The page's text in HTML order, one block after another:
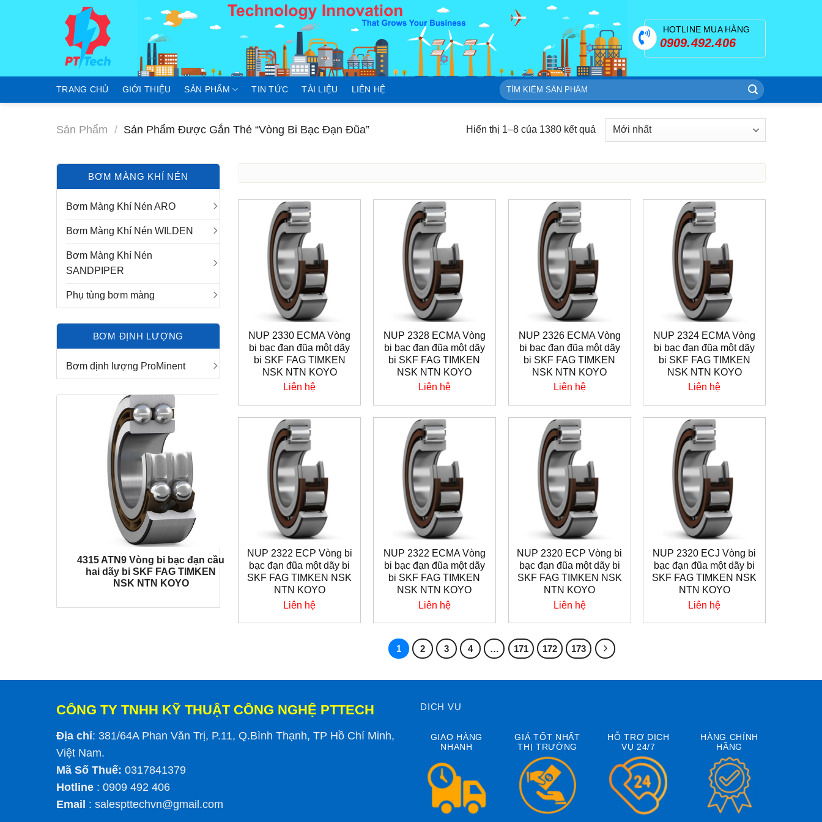
HOTLINE MUA HÀNG
0909.492.406
TRANG CHỦ GIỚI THIỆU SẢN PHẨM TIN TỨC TÀI LIỆU LIÊN HỆ
Tìm
kiếm:
Sản Phẩm / Sản Phẩm Được Gắn Thẻ “Vòng Bi Bạc Đạn Đũa” Hiển thị 1–8 của 1380 kết quả
BƠM MÀNG KHÍ NÉN
Bơm Màng Khí Nén ARO
Bơm Màng Khí Nén WILDEN
Bơm Màng Khí Nén
SANDPIPER
Phụ tùng bơm màng
BƠM ĐỊNH LƯỢNG
Bơm định lượng ProMinent
4315 ATN9 Vòng bi bạc đạn cầu
hai dãy bi SKF FAG TIMKEN
NSK NTN KOYO
NUP 2330 ECMA Vòng
bi bạc đạn đũa một dãy
bi SKF FAG TIMKEN
NSK NTN KOYO
Liên hệ
NUP 2328 ECMA Vòng
bi bạc đạn đũa một dãy
bi SKF FAG TIMKEN
NSK NTN KOYO
Liên hệ
NUP 2326 ECMA Vòng
bi bạc đạn đũa một dãy
bi SKF FAG TIMKEN
NSK NTN KOYO
Liên hệ
NUP 2324 ECMA Vòng
bi bạc đạn đũa một dãy
bi SKF FAG TIMKEN
NSK NTN KOYO
Liên hệ
NUP 2322 ECP Vòng bi
bạc đạn đũa một dãy bi
SKF FAG TIMKEN NSK
NTN KOYO
Liên hệ
NUP 2322 ECMA Vòng
bi bạc đạn đũa một dãy
bi SKF FAG TIMKEN
NSK NTN KOYO
Liên hệ
NUP 2320 ECP Vòng bi
bạc đạn đũa một dãy bi
SKF FAG TIMKEN NSK
NTN KOYO
Liên hệ
NUP 2320 ECJ Vòng bi
bạc đạn đũa một dãy bi
SKF FAG TIMKEN NSK
NTN KOYO
Liên hệ
1 2 3 4 … 171 172 173
CÔNG TY TNHH KỸ THUẬT CÔNG NGHỆ PTTECH
Địa chỉ: 381/64A Phan Văn Trị, P.11, Q.Bình Thạnh, TP Hồ Chí Minh,
Việt Nam.
Mã Số Thuế: 0317841379
Hotline : 0909 492 406
Email : salespttechvn@gmail.com
DỊCH VỤ
GIAO HÀNG
NHANH
GIÁ TỐT NHẤT
THỊ TRƯỜNG
HỖ TRỢ DỊCH
VỤ 24/7
HÀNG CHÍNH
HÃNG